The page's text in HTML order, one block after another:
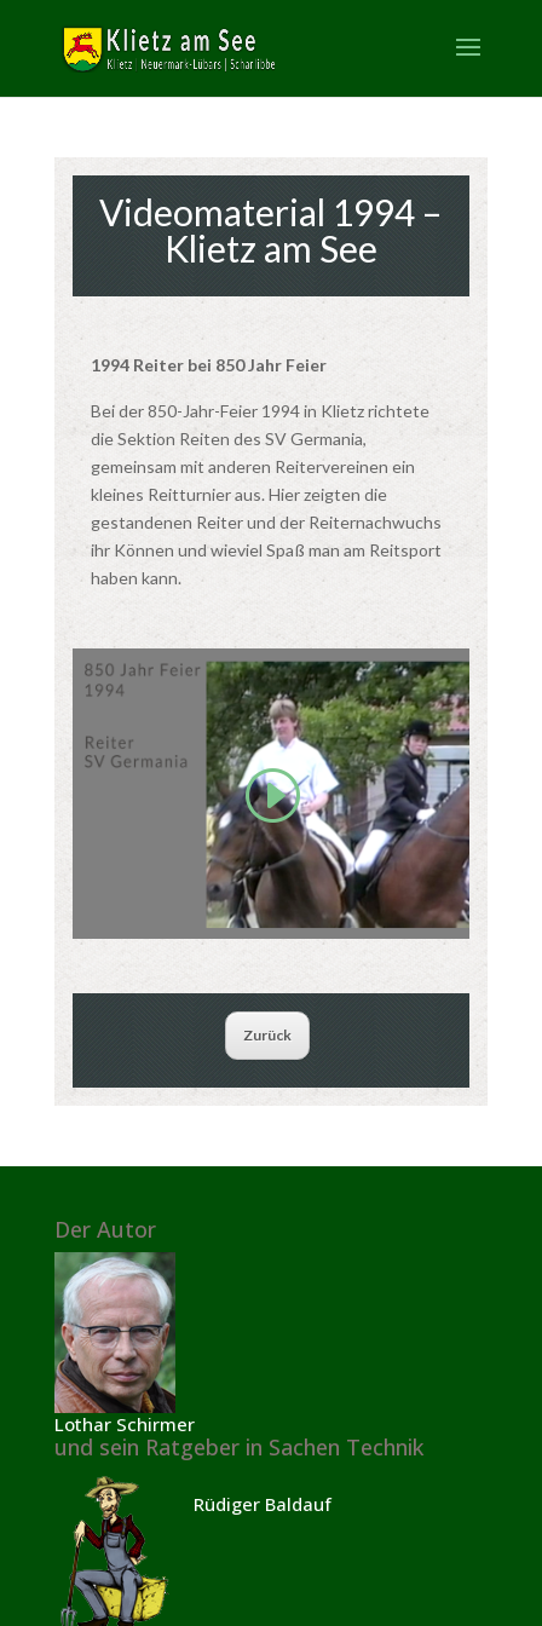
Videomaterial 1994 –
Klietz am See
1994 Reiter bei 850 Jahr Feier
Bei der 850-Jahr-Feier 1994 in Klietz richtete
die Sektion Reiten des SV Germania,
gemeinsam mit anderen Reitervereinen ein
kleines Reitturnier aus. Hier zeigten die
gestandenen Reiter und der Reiternachwuchs
ihr Können und wieviel Spaß man am Reitsport
haben kann.
Zurück
Der Autor
Lothar Schirmer
und sein Ratgeber in Sachen Technik
Rüdiger Baldauf